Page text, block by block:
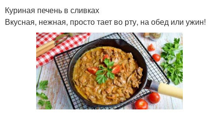
Куриная печень в сливках
Вкусная, нежная, просто тает во рту, на обед или ужин!